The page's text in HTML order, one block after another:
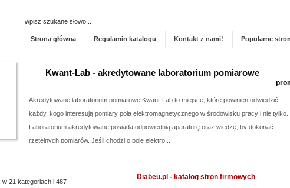
Strona główna Regulamin katalogu Kontakt z nami! Popularne
Kwant-Lab - akredytowane laboratorium pomiarowe
Akredytowane laboratorium pomiarowe Kwant-Lab to miejsce, które powinien odwiedzić
każdy, kogo interesują pomiary pola elektromagnetycznego w środowisku pracy i nie tylko.
Laboratorium akredytowane posiada odpowiednią aparaturę oraz wiedzę, by dokonać
rzetelnych pomiarów. Jeśli chodzi o pole elektro...
Sklep lema24. pl funkcjonuje jako sklep detaliczny oraz hurtownia sukienek i innych
Diabeu.pl - katalog stron firmowych
w 21 kategoriach i 487